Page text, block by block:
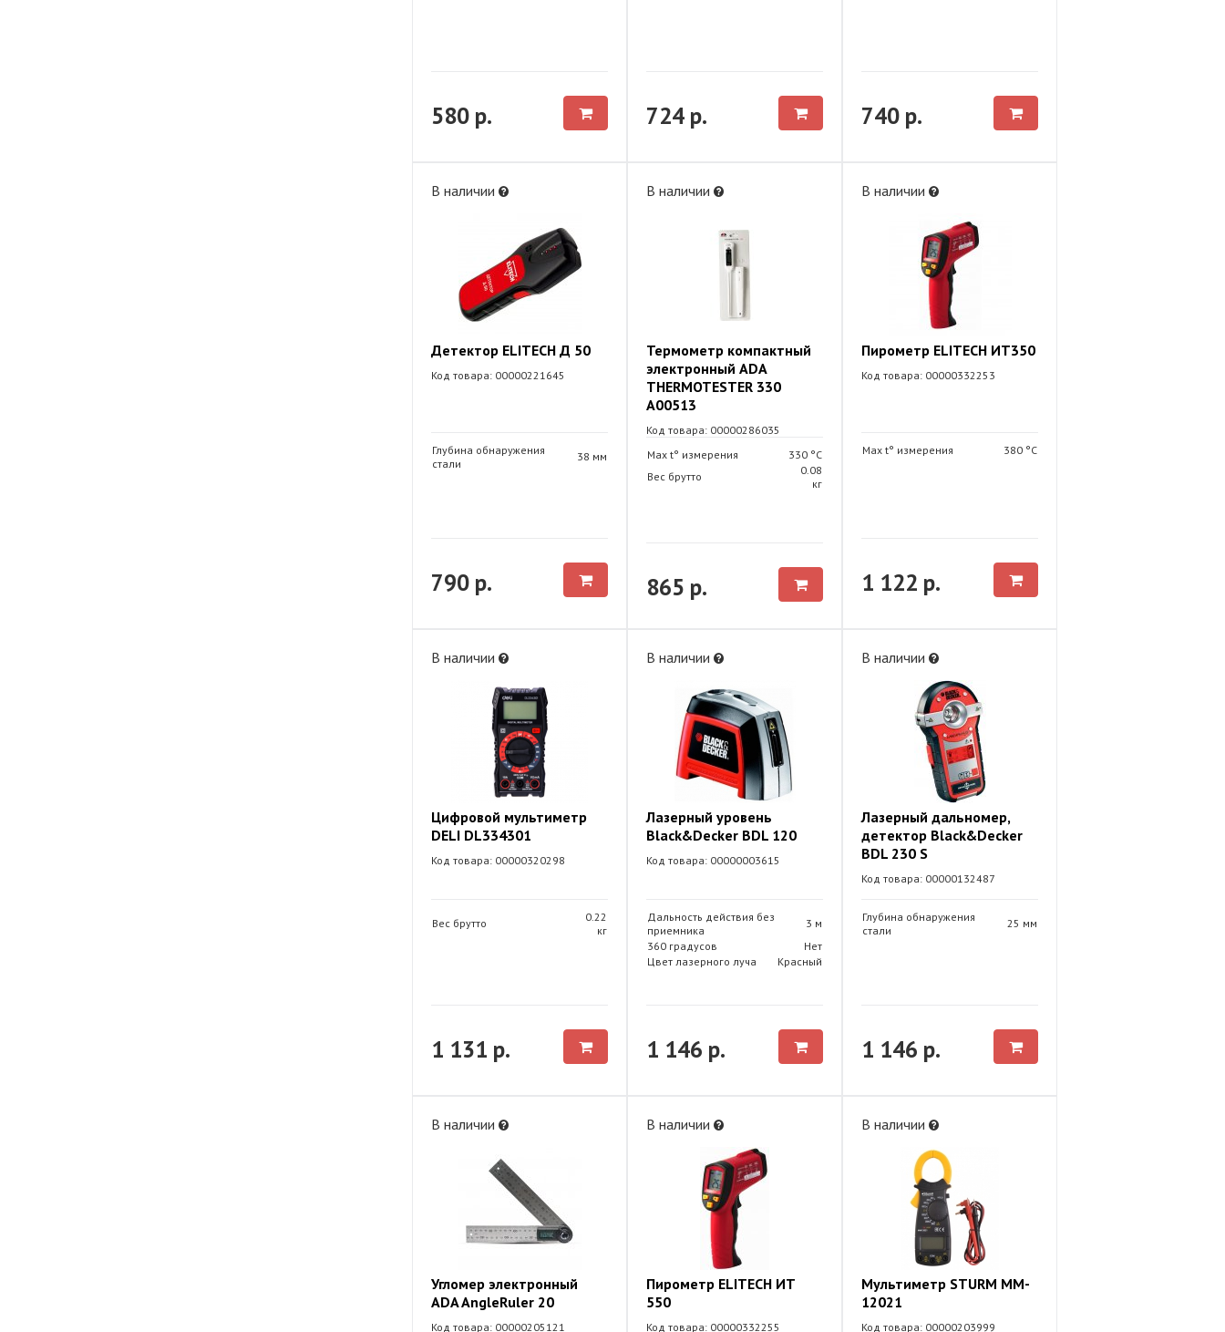
580 р. 724 р. 740 р.
В наличии
Детектор ELITECH Д 50
Код товара: 00000221645
Глубина обнаружения
стали
38 мм
790 р.
В наличии
Термометр компактный
электронный ADA
THERMOTESTER 330
A00513
Код товара: 00000286035
Max t° измерения
330 °С
Вес брутто
0.08
кг
865 р.
В наличии
Пирометр ELITECH ИТ350
Код товара: 00000332253
Max t° измерения 380 °С
1 122 р.
В наличии
Цифровой мультиметр
DELI DL334301
Код товара: 00000320298
Вес брутто
0.22
кг
1 131 р.
В наличии
Лазерный уровень
Black&Decker BDL 120
Код товара: 00000003615
Дальность действия без
приемника
3 м
360 градусов
Нет
Цвет лазерного луча
Красный
1 146 р.
В наличии
Лазерный дальномер,
детектор Black&Decker
BDL 230 S
Код товара: 00000132487
Глубина обнаружения
стали
25 мм
1 146 р.
В наличии
Угломер электронный
ADA AngleRuler 20
Код товара: 00000205121
В наличии
Пирометр ELITECH ИТ
550
Код товара: 00000332255
В наличии
Мультиметр STURM MM-
12021
Код товара: 00000203999